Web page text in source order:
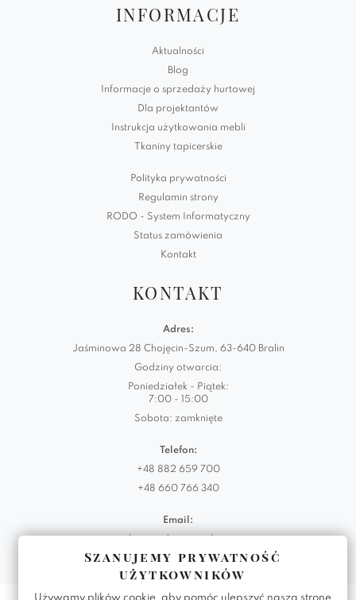
INFORMACJE
Aktualności
Blog
Informacje o sprzedaży hurtowej
Dla projektantów
Instrukcja użytkowania mebli
Tkaniny tapicerskie
Polityka prywatności
Regulamin strony
RODO - System Informatyczny
Status zamówienia
Kontakt
KONTAKT
Adres:
Jaśminowa 28 Chojęcin-Szum, 63-640 Bralin
Godziny otwarcia:
Poniedziałek - Piątek:
7:00 - 15:00
Sobota: zamknięte
Telefon:
+48 882 659 700
+48 660 766 340
Email:
Szanujemy prywatność
użytkowników